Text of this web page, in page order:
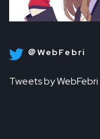
＠WebFebri
Tweets by WebFebri